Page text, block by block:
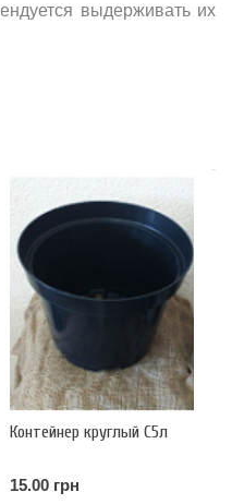
выдерживать их
Контейнер круглый С5л
15.00 грн